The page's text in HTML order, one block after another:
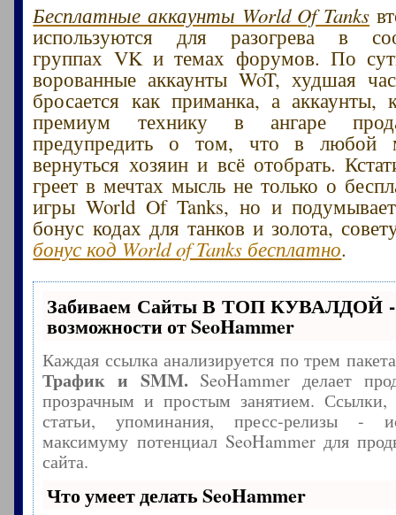
Бесплатные аккаунты World Of Tanks
используются для разогрева в
группах VK и темах форумов. По
ворованные аккаунты WoT, худшая
бросается как приманка, а аккаунты,
премиум технику в ангаре
предупредить о том, что в любой
вернуться хозяин и всё отобрать.
греет в мечтах мысль не только о
игры World Of Tanks, но и
бонус кодах для танков и золота,
бонус код World of Tanks бесплатно.
Забиваем Сайты В ТОП КУВАЛДОЙ -
возможности от SeoHammer
Каждая ссылка анализируется по трем
Трафик и SMM.SeoHammer делает
прозрачным и простым занятием. Ссылки,
статьи, упоминания, пресс-релизы -
максимуму потенциал SeoHammer для
сайта.
Что умеет делать SeoHammer